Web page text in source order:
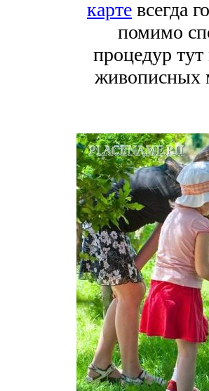
карте всегда
помимо
процедур
живописных